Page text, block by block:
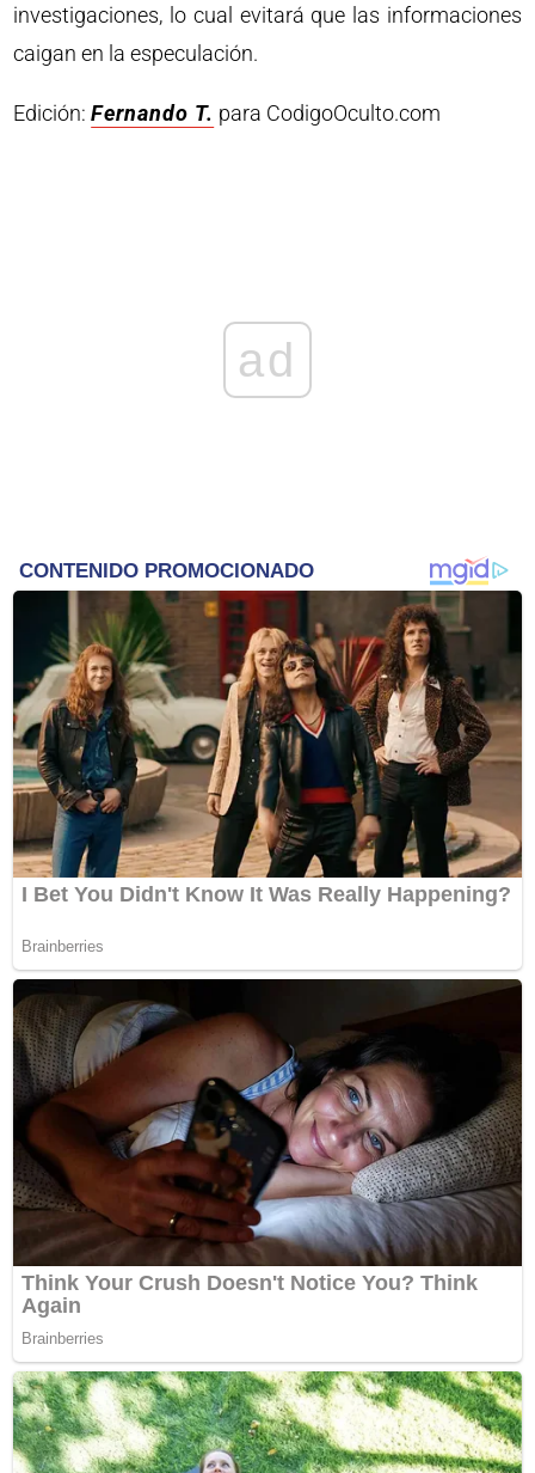
investigaciones, lo cual evitará que las informaciones
caigan en la especulación.
Edición:Fernando T. para CodigoOculto.com
ad